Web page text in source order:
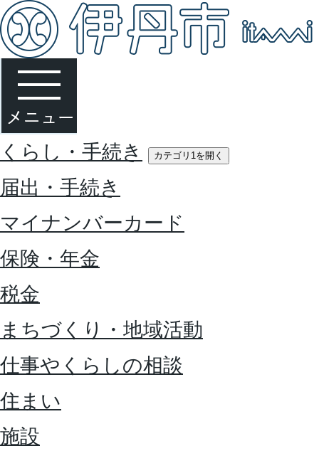
くらし・手続き カテゴリ1を開く
届出・手続き
マイナンバーカード
保険・年金
税金
まちづくり・地域活動
仕事やくらしの相談
住まい
施設